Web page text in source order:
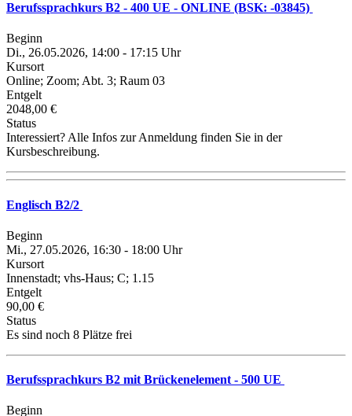
Berufssprachkurs B2 - 400 UE - ONLINE (BSK: -03845)
Beginn
Di., 26.05.2026, 14:00 - 17:15 Uhr
Kursort
Online; Zoom; Abt. 3; Raum 03
Entgelt
2048,00 €
Status
Interessiert? Alle Infos zur Anmeldung finden Sie in der
Kursbeschreibung.
Englisch B2/2
Beginn
Mi., 27.05.2026, 16:30 - 18:00 Uhr
Kursort
Innenstadt; vhs-Haus; C; 1.15
Entgelt
90,00 €
Status
Es sind noch 8 Plätze frei
Berufssprachkurs B2 mit Brückenelement - 500 UE
Beginn